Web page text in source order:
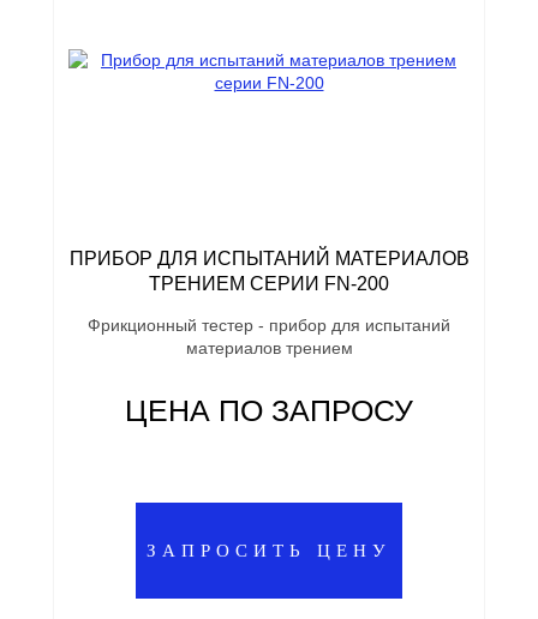
ПРИБОР ДЛЯ ИСПЫТАНИЙ МАТЕРИАЛОВ
ТРЕНИЕМ СЕРИИ FN-200
Фрикционный тестер - прибор для испытаний
материалов трением
ЦЕНА ПО ЗАПРОСУ
ЗАПРОСИТЬ ЦЕНУ